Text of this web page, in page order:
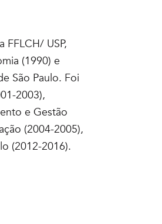
USP,
(1990) e
São Paulo. Foi
2003),
e Gestão
(2004-2005),
(2012-2016).